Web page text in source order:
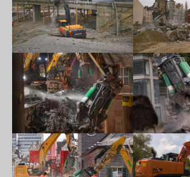
Show larger version Show larger
Show larger version Show larger